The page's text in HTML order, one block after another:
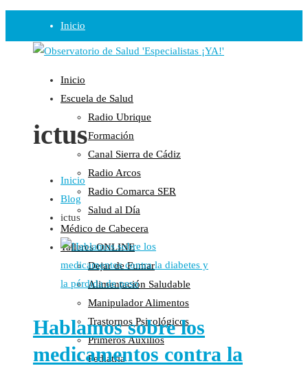
Inicio
Observatorio
Opinión
Radio
Guadalinfo Salud
Radio Guadalete
COPE Pontevedra
Salud en Radio Ubrique
Salud en Verano
Plataforma
Manifiestos
Comunicados
En nuestra Web
Colaboraciones
Cartas al Director
Medios de Comunicación
Inicio
Escuela de Salud
Radio Ubrique
Formación
Canal Sierra de Cádiz
Radio Arcos
Radio Comarca SER
Salud al Día
Médico de Cabecera
Talleres ONLINE
Dejar de Fumar
Alimentación Saludable
Manipulador Alimentos
Trastornos Psicológicos
Primeros Auxilios
Pediatría
ictus
Inicio
Blog
ictus
Hablamos sobre los
medicamentos contra la